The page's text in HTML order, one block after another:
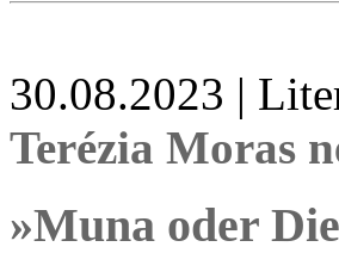
30.08.2023 |
Terézia Moras
»Muna oder